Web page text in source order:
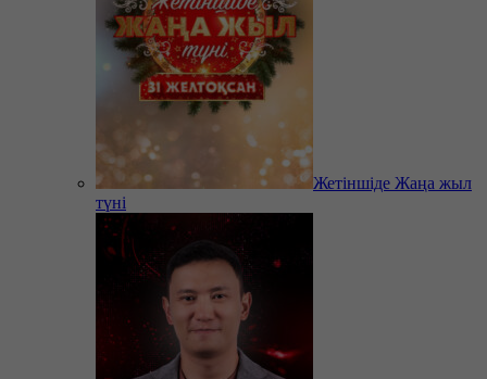
Жетіншіде Жаңа жыл
түні